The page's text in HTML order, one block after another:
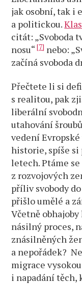
jak osobní, tak i
a politickou.
citát: „Svoboda
nosu“[7] nebo:
začíná svoboda
Přečtete li si
s realitou, pak
liberální
utahování
vedení
historie, spíše
letech. Ptáme
z rozvojových
příliv svobody
přišlo umělé a
Včetně
násilný proces,
znásilněných
a nepořádek?
migrace
i napadání